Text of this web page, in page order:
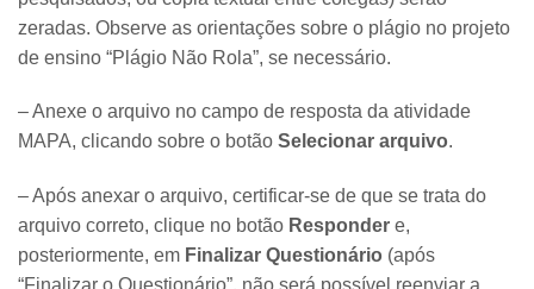
zeradas. Observe as orientações sobre o plágio no projeto
de ensino “Plágio Não Rola”, se necessário.
– Anexe o arquivo no campo de resposta da atividade
MAPA, clicando sobre o botão Selecionar arquivo.
– Após anexar o arquivo, certificar-se de que se trata do
arquivo correto, clique no botão Responder e,
posteriormente, em Finalizar Questionário (após